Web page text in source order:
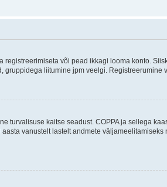
või pead ikkagi looma konto.
liitumine jpm veelgi. Registreerumine
turvalisuse kaitse seadust. COPPA ja sellega
vanustelt lastelt andmete